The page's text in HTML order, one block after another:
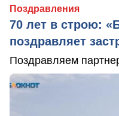
Поздравления
70 лет в строю:
поздравляет
Поздравляем